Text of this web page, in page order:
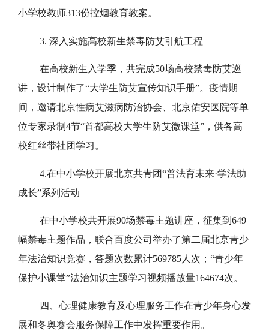
小学校教师313份控烟教育教案。
3. 深入实施高校新生禁毒防艾引航工程
在高校新生入学季，共完成50场高校禁毒防艾巡
讲，设计制作了“大学生防艾宣传知识手册”。疫情期
间，邀请北京性病艾滋病防治协会、北京佑安医院等单
位专家录制4节“首都高校大学生防艾微课堂”，供各高
校红丝带社团学习。
4.在中小学校开展北京共青团“普法育未来·学法助
成长”系列活动
在中小学校共开展90场禁毒主题讲座，征集到649
幅禁毒主题作品，联合百度公司举办了第二届北京青少
年法治知识竞赛，答题次数累计569785人次；“青少年
保护小课堂”法治知识主题学习视频播放量164674次。
四、心理健康教育及心理服务工作在青少年身心发
展和冬奥赛会服务保障工作中发挥重要作用。